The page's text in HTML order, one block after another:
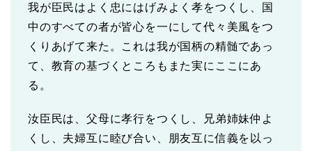
我が臣民はよく忠にはげみよく孝をつくし、国
中のすべての者が皆心を一にして代々美風をつ
くりあげて来た。これは我が国柄の精髄であっ
て、教育の基づくところもまた実にここにあ
る。
汝臣民は、父母に孝行をつくし、兄弟姉妹仲よ
くし、夫婦互に睦び合い、朋友互に信義を以っ